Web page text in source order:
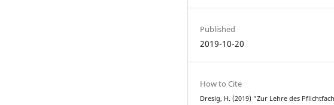
Published
2019-10-20
How to Cite
Dresig, H. (2019) “Zur Lehre des